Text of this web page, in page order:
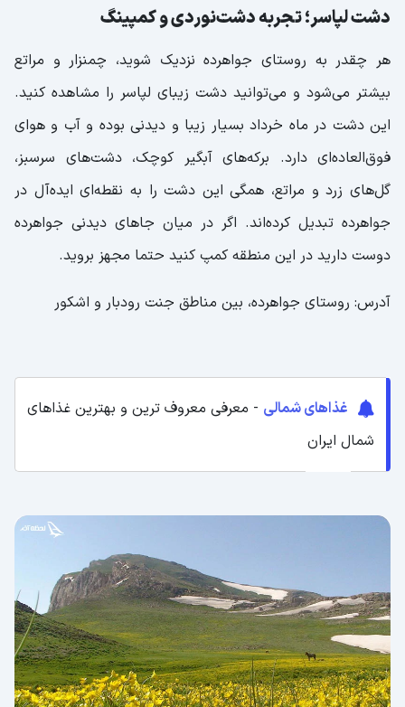
دشت لپاسر؛ تجربه دشت‌نوردی و کمپینگ
هر چقدر به روستای جواهرده نزدیک شوید، چمنزار و مراتع
بیشتر می‌شود و می‌توانید دشت زیبای لپاسر را مشاهده کنید.
این دشت در ماه خرداد بسیار زیبا و دیدنی بوده و آب و هوای
فوق‌العاده‌ای دارد. برکه‌های آبگیر کوچک، دشت‌های سرسبز،
گل‌های زرد و مراتع، همگی این دشت را به نقطه‌ای ایده‌آل در
جواهرده تبدیل کرده‌اند. اگر در میان جاهای دیدنی جواهرده
دوست دارید در این منطقه کمپ کنید حتما مجهز بروید.
آدرس: روستای جواهرده، بین مناطق جنت رودبار و اشکور
غذاهای شمالی - معرفی معروف ترین و بهترین غذاهای
شمال ایران